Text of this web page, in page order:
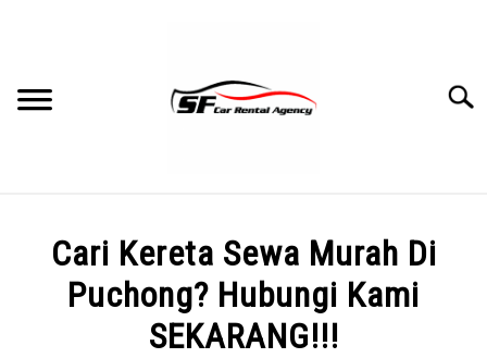
TERM & CONDITION
Cari Kereta Sewa Murah Di
Puchong? Hubungi Kami
SEKARANG!!!